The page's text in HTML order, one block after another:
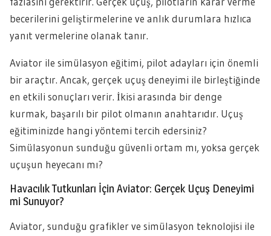
becerilerini geliştirmelerine ve anlık durumlara hızlıca
yanıt vermelerine olanak tanır.
Aviator ile simülasyon eğitimi, pilot adayları için önemli
bir araçtır. Ancak, gerçek uçuş deneyimi ile birleştiğinde
en etkili sonuçları verir. İkisi arasında bir denge
kurmak, başarılı bir pilot olmanın anahtarıdır. Uçuş
eğitiminizde hangi yöntemi tercih edersiniz?
Simülasyonun sunduğu güvenli ortam mı, yoksa gerçek
uçuşun heyecanı mı?
Havacılık Tutkunları İçin Aviator: Gerçek Uçuş Deneyimi
mi Sunuyor?
Aviator, sunduğu grafikler ve simülasyon teknolojisi ile